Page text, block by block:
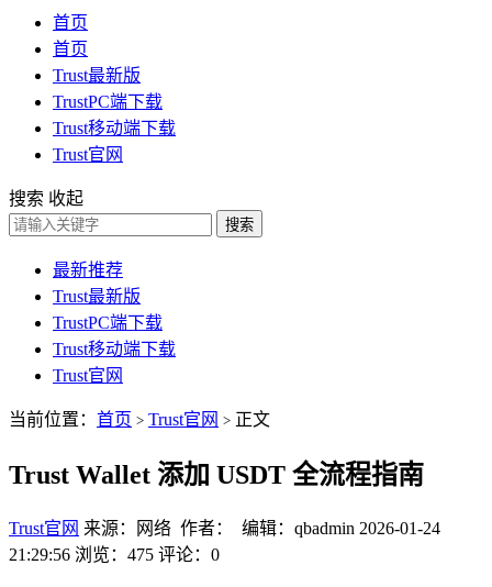
首页
首页
Trust最新版
TrustPC端下载
Trust移动端下载
Trust官网
搜索 收起
搜索
最新推荐
Trust最新版
TrustPC端下载
Trust移动端下载
Trust官网
当前位置： 首页 > Trust官网 > 正文
Trust Wallet 添加 USDT 全流程指南
Trust官网 来源：网络 作者： 编辑：qbadmin 2026-01-24
21:29:56 浏览：475 评论：0